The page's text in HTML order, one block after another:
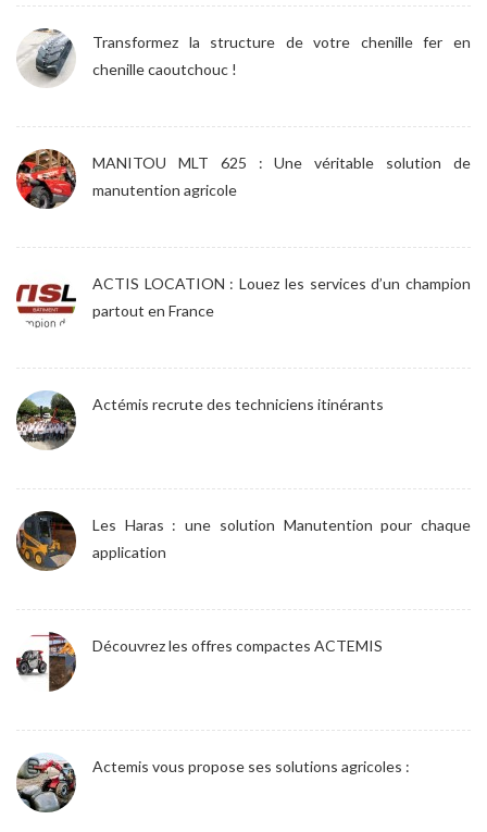
Transformez la structure de votre chenille fer en
chenille caoutchouc !
MANITOU MLT 625 : Une véritable solution de
manutention agricole
ACTIS LOCATION : Louez les services d’un champion
partout en France
Actémis recrute des techniciens itinérants
Les Haras : une solution Manutention pour chaque
application
Découvrez les offres compactes ACTEMIS
Actemis vous propose ses solutions agricoles :